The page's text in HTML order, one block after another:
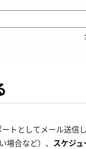
トとしてメール送信
場合など）、 スケジ